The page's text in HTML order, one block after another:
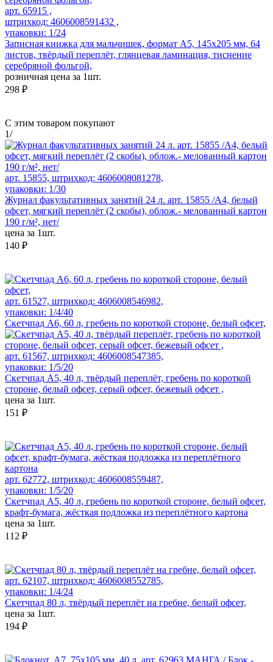
арт. 65915 ,
штрихкод: 4606008591432 ,
упаковки: 1/24
Записная книжка для мальчишек, формат А5, 145х205 мм, 64
листов, твёрдый переплёт, глянцевая ламинация, тиснение
серебряной фольгой,
розничная цена за 1шт.
298 ₽
С этим товаром покупают
1/
арт. 15855, штрихкод: 4606008081278,
упаковки: 1/30
Журнал факультативных занятий 24 л. арт. 15855 /А4, белый
офсет, мягкий переплёт (2 скобы), облож.- мелованный картон
190 г/м², нет/
цена за 1шт.
140 ₽
арт. 61527, штрихкод: 4606008546982,
упаковки: 1/4/40
Скетчпад А6, 60 л, гребень по короткой стороне, белый офсет,
арт. 61567, штрихкод: 4606008547385,
упаковки: 1/5/20
Скетчпад А5, 40 л, твёрдый переплёт, гребень по короткой
стороне, белый офсет, серый офсет, бежевый офсет ,
цена за 1шт.
151 ₽
арт. 62772, штрихкод: 4606008559487,
упаковки: 1/5/20
Скетчпад А5, 40 л, гребень по короткой стороне, белый офсет,
крафт-бумага, жёсткая подложка из переплётного картона
цена за 1шт.
112 ₽
арт. 62107, штрихкод: 4606008552785,
упаковки: 1/4/24
Скетчпад 80 л, твёрдый переплёт на гребне, белый офсет,
цена за 1шт.
194 ₽